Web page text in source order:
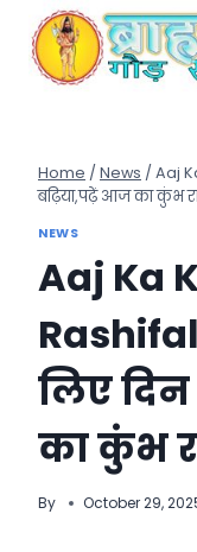
content
Home / News / Aaj
बढ़िया,पढ़ें आज का कुंभ
NEWS
Aaj Ka
लिए
का कुंभ
By October 29,